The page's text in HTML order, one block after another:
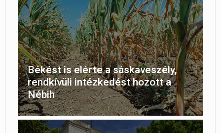
Békést is elérte a sáskaveszély,
rendkívüli intézkedést hozott a
Nébih